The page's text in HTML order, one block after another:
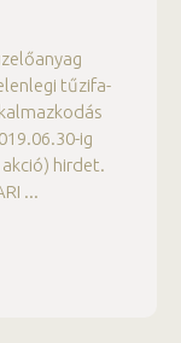
tűzifa-
ig
hirdet.